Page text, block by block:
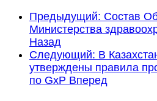
Предыдущий: Состав
Министерства
Назад
Следующий: В
утверждены правила
по GxP Вперед